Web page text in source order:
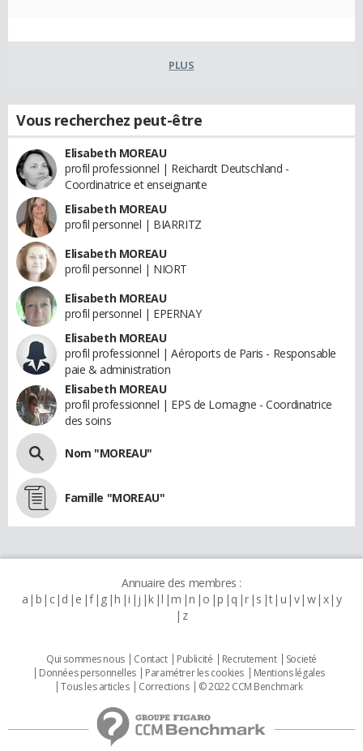
PLUS
Vous recherchez peut-être
Elisabeth MOREAU
profil professionnel | Reichardt Deutschland -
Coordinatrice et enseignante
Elisabeth MOREAU
profil personnel | BIARRITZ
Elisabeth MOREAU
profil personnel | NIORT
Elisabeth MOREAU
profil personnel | EPERNAY
Elisabeth MOREAU
profil professionnel | Aéroports de Paris - Responsable
paie & administration
Elisabeth MOREAU
profil professionnel | EPS de Lomagne - Coordinatrice
des soins
Nom "MOREAU"
Famille "MOREAU"
Annuaire des membres :
a b c d e f g h i j k l m n o p q r s t u v w x y
z
Qui sommes nous Contact Publicité Recrutement
Societé
Données personnelles
Paramétrer les cookies
Mentions légales
Tous les articles
Corrections © 2022 CCM Benchmark